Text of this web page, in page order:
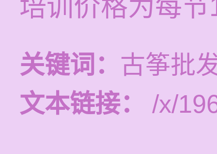
培训价格为每
关键词： 古筝批
文本链接：
/x/